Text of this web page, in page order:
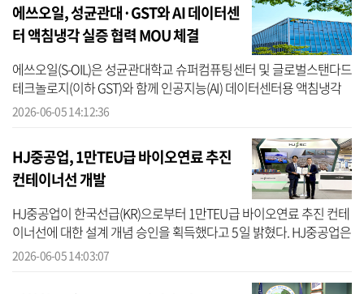
에쓰오일, 성균관대·GST와 AI 데이터센
터 액침냉각 실증 협력 MOU 체결
에쓰오일(S-OIL)은 성균관대학교 슈퍼컴퓨팅센터 및 글로벌스탠다드
테크놀로지(이하 GST)와 함께 인공지능(AI) 데이터센터용 액침냉각
기술 실증 및 협력 강화를 위한 업무협약(MOU)을 체결했다고 5일 밝
2026-06-05 14:12:36
HJ중공업, 1만TEU급 바이오연료 추진
컨테이너선 개발
HJ중공업이 한국선급(KR)으로부터 1만TEU급 바이오연료 추진 컨테
이너선에 대한 설계 개념 승인을 획득했다고 5일 밝혔다. HJ중공업은
4일(현지시간) 그리스 아테네 메트로폴리탄 엑스포 센터에서 열리는
2026-06-05 14:03:07